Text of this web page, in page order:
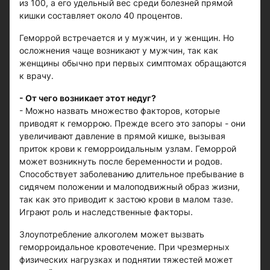
из 100, а его удельный вес среди болезней прямой
кишки составляет около 40 процентов.
Геморрой встречается и у мужчин, и у женщин. Но
осложнения чаще возникают у мужчин, так как
женщины обычно при первых симптомах обращаются
к врачу.
- От чего возникает этот недуг?
- Можно назвать множество факторов, которые
приводят к геморрою. Прежде всего это запоры - они
увеличивают давление в прямой кишке, вызывая
приток крови к геморроидальным узлам. Геморрой
может возникнуть после беременности и родов.
Способствует заболеванию длительное пребывание в
сидячем положении и малоподвижный образ жизни,
так как это приводит к застою крови в малом тазе.
Играют роль и наследственные факторы.
Злоупотребление алкоголем может вызвать
геморроидальное кровотечение. При чрезмерных
физических нагрузках и поднятии тяжестей может